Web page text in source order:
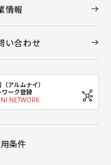
情報
い合わせ
アルムナイ）
ワーク登録
NETWORK
条件